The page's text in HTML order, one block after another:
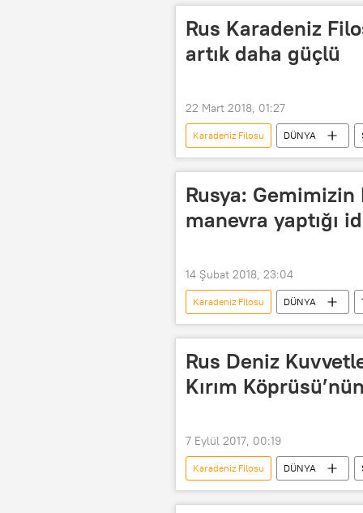
Rus Karadeniz
artık daha güçlü
22 Mart 2018, 01:27
Karadeniz Filosu DÜNYA
Aleksandr Vitko
Rusya
Rusya: Gemimizin
manevra yaptığı
14 Şubat 2018, 23:04
Karadeniz Filosu DÜNYA
TÜRKİYE
İstanbul Boğazı
Rus Deniz
Kırım
7 Eylül 2017, 00:19
Karadeniz Filosu DÜNYA
Kerç Boğazı
Azov